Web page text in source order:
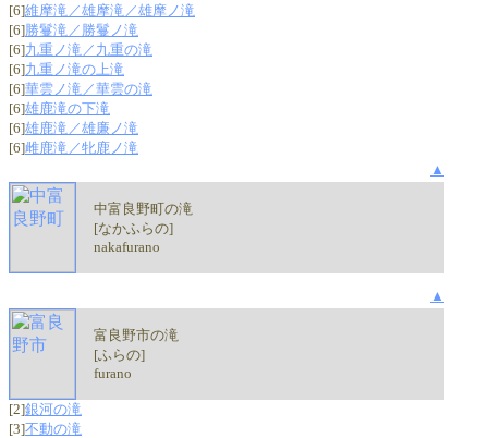
[6]維摩滝／雄摩滝／雄摩ノ滝
[6]勝鬘滝／勝鬘ノ滝
[6]九重ノ滝／九重の滝
[6]九重ノ滝の上滝
[6]華雲ノ滝／華雲の滝
[6]雄鹿滝の下滝
[6]雄鹿滝／雄廉ノ滝
[6]雌鹿滝／牝鹿ノ滝
▲
中富良野町の滝
[なかふらの]
nakafurano
▲
富良野市の滝
[ふらの]
furano
[2]銀河の滝
[3]不動の滝